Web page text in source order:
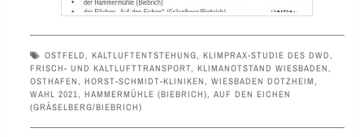
OSTFELD, KALTLUFTENTSTEHUNG, KLIMPRAX-STUDIE DES DWD,
FRISCH- UND KALTLUFTTRANSPORT, KLIMANOTSTAND WIESBADEN,
OSTHAFEN, HORST-SCHMIDT-KLINIKEN, WIESBADEN DOTZHEIM,
WAHL 2021, HAMMERMÜHLE (BIEBRICH), AUF DEN EICHEN
(GRÄSELBERG/BIEBRICH)